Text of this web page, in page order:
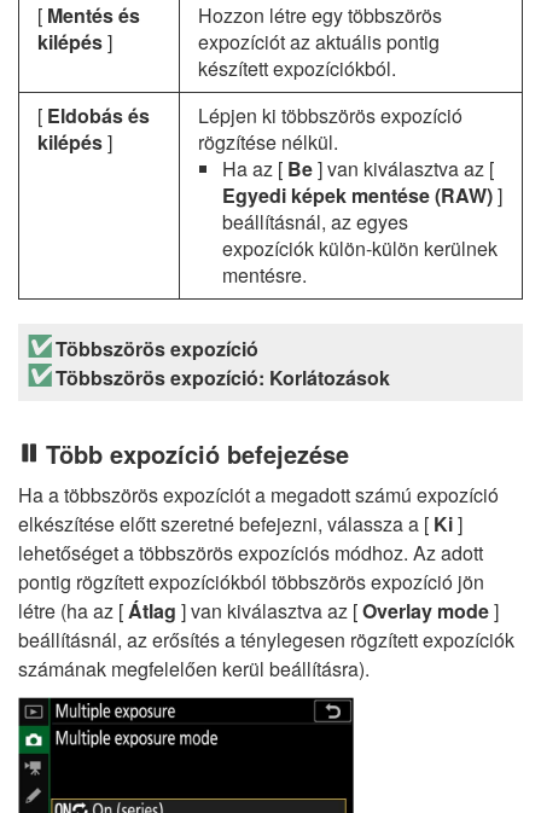
[ Mentés és
kilépés]
Hozzon létre egy többszörös
expozíciót az aktuális pontig
készített expozíciókból.
[ Eldobás és
kilépés]
Lépjen ki többszörös expozíció
rögzítése nélkül.
Ha az [ Be] van kiválasztva az [
Egyedi képek mentése (RAW)]
beállításnál, az egyes
expozíciók külön-külön kerülnek
mentésre.
Többszörös expozíció
Többszörös expozíció: Korlátozások
Több expozíció befejezése
Ha a többszörös expozíciót a megadott számú expozíció
elkészítése előtt szeretné befejezni, válassza a [ Ki]
lehetőséget a többszörös expozíciós módhoz. Az adott
pontig rögzített expozíciókból többszörös expozíció jön
létre (ha az [Átlag ] van kiválasztva az [Overlay mode]
beállításnál, az erősítés a ténylegesen rögzített expozíciók
számának megfelelően kerül beállításra).